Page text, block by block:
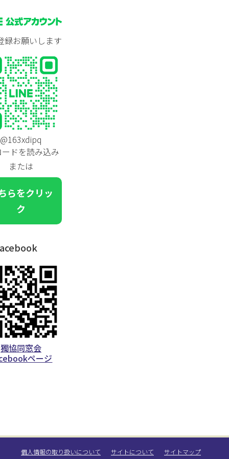
録お願いします
@163xdipq
ードを読み込み
または
らをクリッ
ク
獨協同窓会
ページ
個人情報の取り扱いについて サイトについて サイトマップ